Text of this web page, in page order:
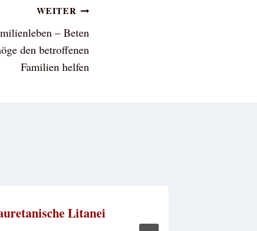
WEITER
– Beten
den betroffenen
Familien helfen
Litanei